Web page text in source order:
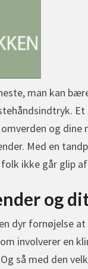
man kan
og dine
Med en
ikke går glip
og
dyr fornøjelse
involverer en
så med den